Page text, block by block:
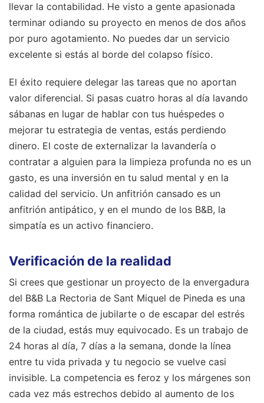
llevar la contabilidad. He visto a gente apasionada
terminar odiando su proyecto en menos de dos años
por puro agotamiento. No puedes dar un servicio
excelente si estás al borde del colapso físico.
El éxito requiere delegar las tareas que no aportan
valor diferencial. Si pasas cuatro horas al día lavando
sábanas en lugar de hablar con tus huéspedes o
mejorar tu estrategia de ventas, estás perdiendo
dinero. El coste de externalizar la lavandería o
contratar a alguien para la limpieza profunda no es un
gasto, es una inversión en tu salud mental y en la
calidad del servicio. Un anfitrión cansado es un
anfitrión antipático, y en el mundo de los B&B, la
simpatía es un activo financiero.
Verificación de la realidad
Si crees que gestionar un proyecto de la envergadura
del B&B La Rectoria de Sant Miquel de Pineda es una
forma romántica de jubilarte o de escapar del estrés
de la ciudad, estás muy equivocado. Es un trabajo de
24 horas al día, 7 días a la semana, donde la línea
entre tu vida privada y tu negocio se vuelve casi
invisible. La competencia es feroz y los márgenes son
cada vez más estrechos debido al aumento de los